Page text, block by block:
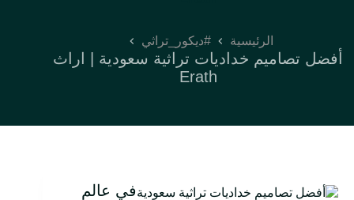
الرئيسية #ديكور_تراثي
أفضل تصاميم خداديات تراثية سعودية | اراث
Erath
في عالم